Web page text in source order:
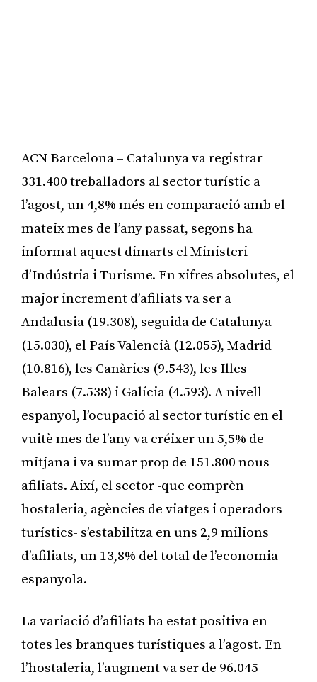
ACN Barcelona – Catalunya va registrar
331.400 treballadors al sector turístic a
l’agost, un 4,8% més en comparació amb el
mateix mes de l’any passat, segons ha
informat aquest dimarts el Ministeri
d’Indústria i Turisme. En xifres absolutes, el
major increment d’afiliats va ser a
Andalusia (19.308), seguida de Catalunya
(15.030), el País Valencià (12.055), Madrid
(10.816), les Canàries (9.543), les Illes
Balears (7.538) i Galícia (4.593). A nivell
espanyol, l’ocupació al sector turístic en el
vuitè mes de l’any va créixer un 5,5% de
mitjana i va sumar prop de 151.800 nous
afiliats. Així, el sector -que comprèn
hostaleria, agències de viatges i operadors
turístics- s’estabilitza en uns 2,9 milions
d’afiliats, un 13,8% del total de l’economia
espanyola.
La variació d’afiliats ha estat positiva en
totes les branques turístiques a l’agost. En
l’hostaleria, l’augment va ser de 96.045